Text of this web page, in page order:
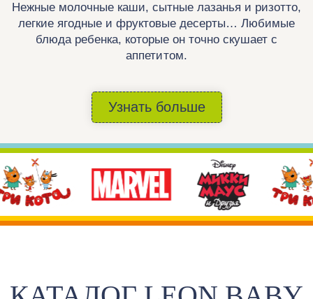
Нежные молочные каши, сытные лазанья и ризотто,
легкие ягодные и фруктовые десерты… Любимые
блюда ребенка, которые он точно скушает с
аппетитом.
Узнать больше